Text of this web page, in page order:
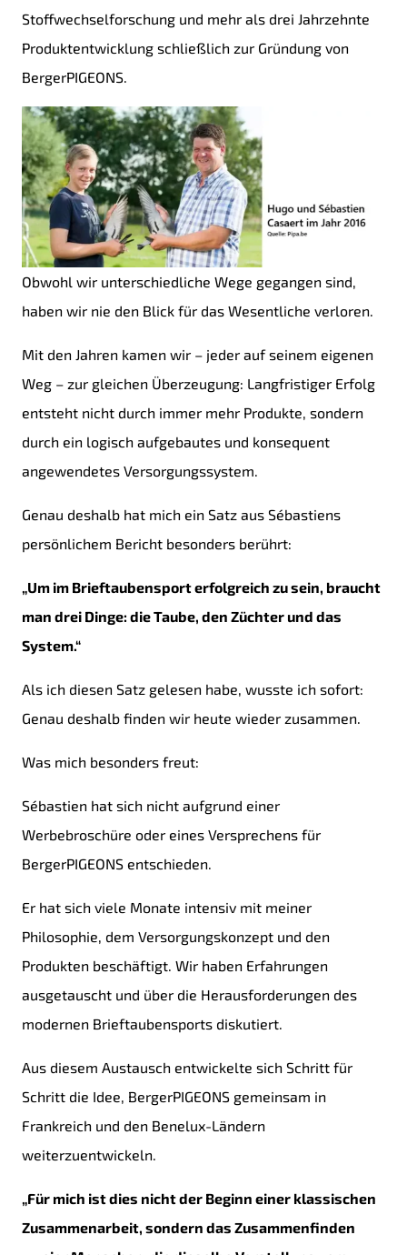
Stoffwechselforschung und mehr als drei Jahrzehnte
Produktentwicklung schließlich zur Gründung von
BergerPIGEONS.
Obwohl wir unterschiedliche Wege gegangen sind,
haben wir nie den Blick für das Wesentliche verloren.
Mit den Jahren kamen wir – jeder auf seinem eigenen
Weg – zur gleichen Überzeugung: Langfristiger Erfolg
entsteht nicht durch immer mehr Produkte, sondern
durch ein logisch aufgebautes und konsequent
angewendetes Versorgungssystem.
Genau deshalb hat mich ein Satz aus Sébastiens
persönlichem Bericht besonders berührt:
„Um im Brieftaubensport erfolgreich zu sein, braucht
man drei Dinge: die Taube, den Züchter und das
System.“
Als ich diesen Satz gelesen habe, wusste ich sofort:
Genau deshalb finden wir heute wieder zusammen.
Was mich besonders freut:
Sébastien hat sich nicht aufgrund einer
Werbebroschüre oder eines Versprechens für
BergerPIGEONS entschieden.
Er hat sich viele Monate intensiv mit meiner
Philosophie, dem Versorgungskonzept und den
Produkten beschäftigt. Wir haben Erfahrungen
ausgetauscht und über die Herausforderungen des
modernen Brieftaubensports diskutiert.
Aus diesem Austausch entwickelte sich Schritt für
Schritt die Idee, BergerPIGEONS gemeinsam in
Frankreich und den Benelux-Ländern
weiterzuentwickeln.
„Für mich ist dies nicht der Beginn einer klassischen
Zusammenarbeit, sondern das Zusammenfinden